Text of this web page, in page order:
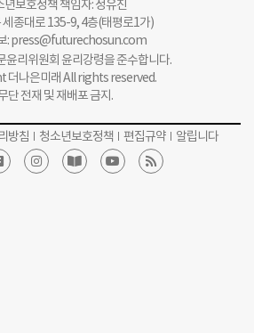
년보호정책 책임자: 정유진
세종대로 135-9, 4층(태평로1가)
:press@futurechosun.com
윤리위원회 윤리강령을 준수합니다.
더나은미래 All rights reserved.
단 전재 및 재배포 금지.
방침 청소년보호정책 편집규약 알립니다